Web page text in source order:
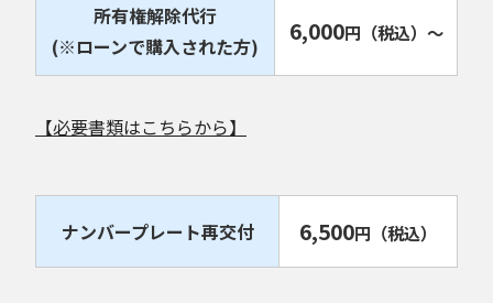
所有権解除代行
(※ローンで購入された方)
6,000円 （税込） ～
【必要書類はこちらから】
ナンバープレート再交付 6,500円 （税込）